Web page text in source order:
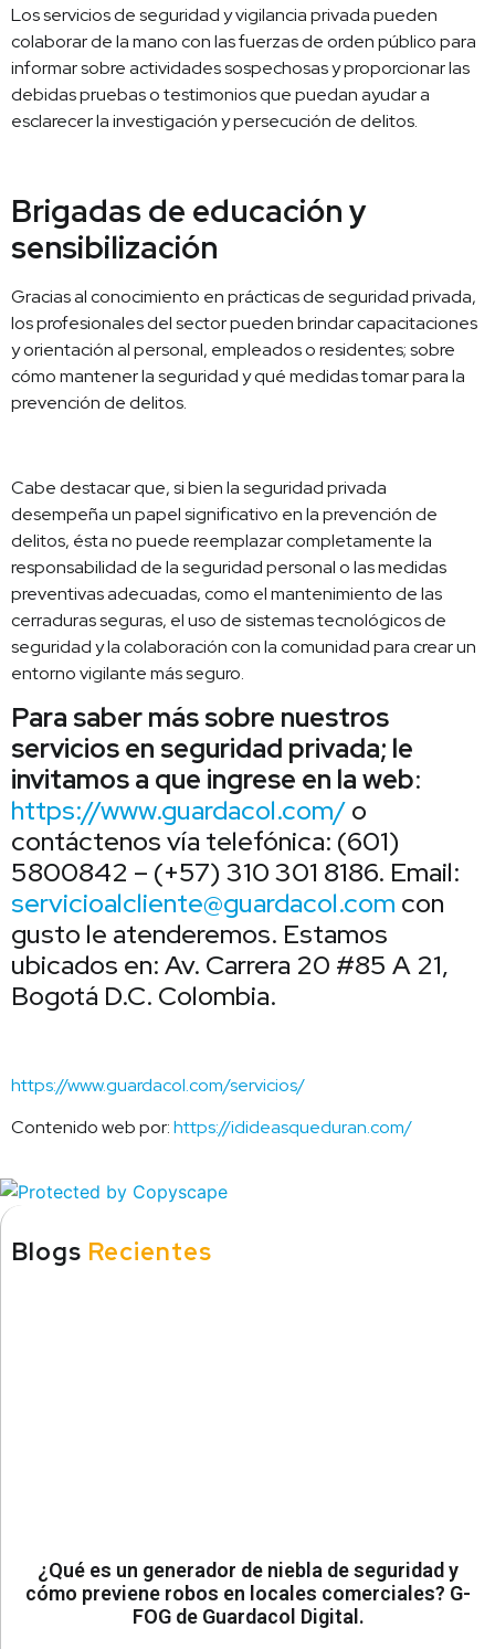
Los servicios de seguridad y vigilancia privada pueden
colaborar de la mano con las fuerzas de orden público para
informar sobre actividades sospechosas y proporcionar las
debidas pruebas o testimonios que puedan ayudar a
esclarecer la investigación y persecución de delitos.
Brigadas de educación y
sensibilización
Gracias al conocimiento en prácticas de seguridad privada,
los profesionales del sector pueden brindar capacitaciones
y orientación al personal, empleados o residentes; sobre
cómo mantener la seguridad y qué medidas tomar para la
prevención de delitos.
Cabe destacar que, si bien la seguridad privada
desempeña un papel significativo en la prevención de
delitos, ésta no puede reemplazar completamente la
responsabilidad de la seguridad personal o las medidas
preventivas adecuadas, como el mantenimiento de las
cerraduras seguras, el uso de sistemas tecnológicos de
seguridad y la colaboración con la comunidad para crear un
entorno vigilante más seguro.
Para saber más sobre nuestros
servicios en seguridad privada; le
invitamos a que ingrese en la web:
https://www.guardacol.com/o
contáctenos vía telefónica: (601)
5800842 – (+57) 310 301 8186. Email:
servicioalcliente@guardacol.com con
gusto le atenderemos. Estamos
ubicados en: Av. Carrera 20 #85 A 21,
Bogotá D.C. Colombia.
https://www.guardacol.com/servicios/
Contenido web por:https://idideasqueduran.com/
Blogs Recientes
¿Qué es un generador de niebla de seguridad y
cómo previene robos en locales comerciales? G-
FOG de Guardacol Digital.